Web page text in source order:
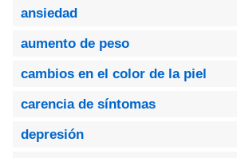
ansiedad
aumento de peso
cambios en el color de la piel
carencia de síntomas
depresión